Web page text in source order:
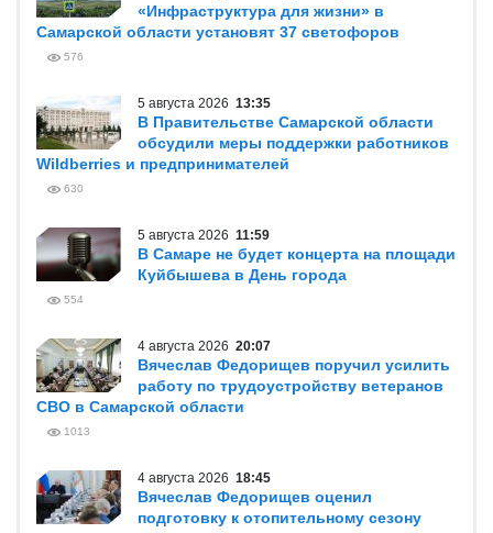
«Инфраструктура для жизни» в
Самарской области установят 37 светофоров
576
5 августа 2026 13:35
В Правительстве Самарской области
обсудили меры поддержки работников
Wildberries и предпринимателей
630
5 августа 2026 11:59
В Самаре не будет концерта на площади
Куйбышева в День города
554
4 августа 2026 20:07
Вячеслав Федорищев поручил усилить
работу по трудоустройству ветеранов
СВО в Самарской области
1013
4 августа 2026 18:45
Вячеслав Федорищев оценил
подготовку к отопительному сезону